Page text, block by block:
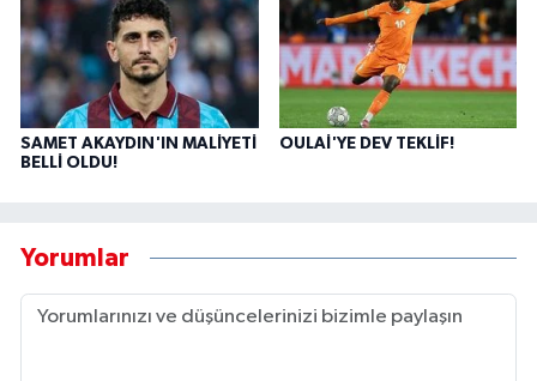
SAMET AKAYDIN'IN MALİYETİ
BELLİ OLDU!
OULAİ'YE DEV TEKLİF!
Yorumlar